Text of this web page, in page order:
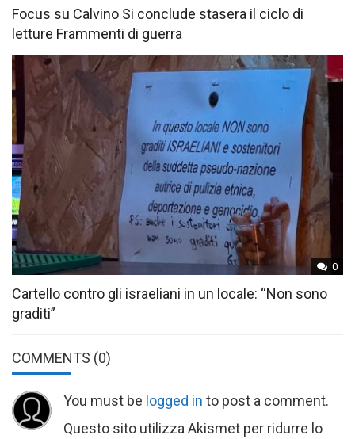
Focus su Calvino Si conclude stasera il ciclo di
letture Frammenti di guerra
0
Cartello contro gli israeliani in un locale: “Non sono
graditi”
COMMENTS (0)
You must be logged in to post a comment.
Questo sito utilizza Akismet per ridurre lo